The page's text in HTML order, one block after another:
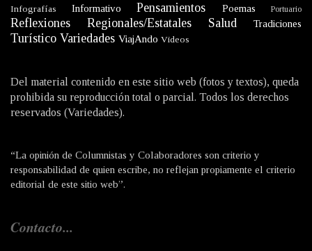
Infografías Informativo Pensamientos Poemas Portuario
Reflexiones Regionales/Estatales Salud Tradiciones
Turístico Variedades ViajAndo Videos
Del material contenido en este sitio web (fotos y textos), queda
prohibida su reproducción total o parcial. Todos los derechos
reservados (Variedades).
“La opinión de Columnistas y Colaboradores son criterio y
responsabilidad de quien escribe, no reflejan propiamente el criterio
editorial de este sitio web”.
Contacto...